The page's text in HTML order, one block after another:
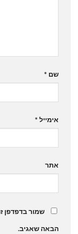
שם *
אימייל *
אתר
שמור בדפדפן
הבאה שאגיב.